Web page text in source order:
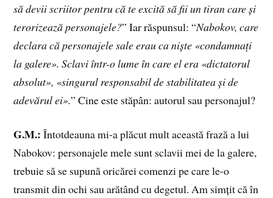
să devii scriitor pentru că te excită să fii un tiran care și
terorizează personajele?” Iar răspunsul: “Nabokov, care
declara că personajele sale erau ca niște «condamnați
la galere». Sclavi într-o lume în care el era «dictatorul
absolut», «singurul responsabil de stabilitatea și de
adevărul ei».” Cine este stăpân: autorul sau personajul?
G.M.: Întotdeauna mi-a plăcut mult această frază a lui
Nabokov: personajele mele sunt sclavii mei de la galere,
trebuie să se supună oricărei comenzi pe care le-o
transmit din ochi sau arătând cu degetul. Am simțit că în